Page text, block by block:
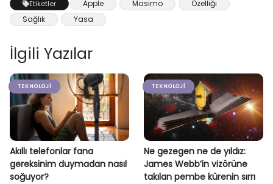
Etiketler Apple Masimo
Özelliği
Sağlık
Yasa
İlgili Yazılar
TEKNOLOJI
Akıllı telefonlar fana
gereksinim duymadan nasıl
soğuyor?
TEKNOLOJI
Ne gezegen ne de yıldız:
James Webb’in vizörüne
takılan pembe kürenin sırrı